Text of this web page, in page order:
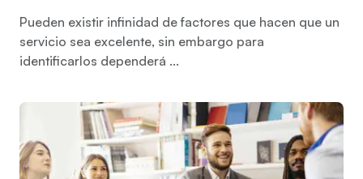
Pueden existir infinidad de factores que hacen que un
servicio sea excelente, sin embargo para
identificarlos dependerá ...